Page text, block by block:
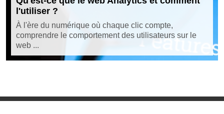
l'utiliser ?
À l'ère du numérique où chaque clic compte,
comprendre le comportement des utilisateurs sur le
web ...